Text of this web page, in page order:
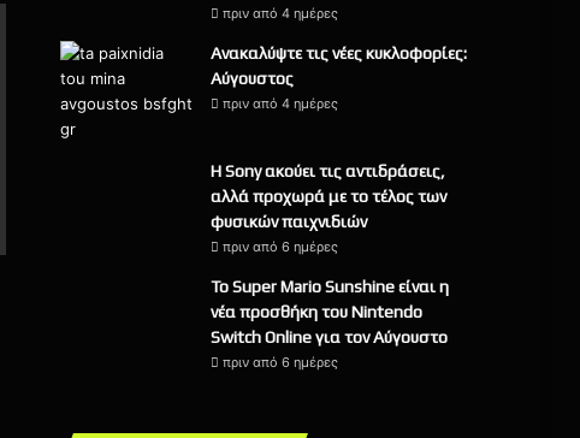
πριν από 4 ημέρες
Ανακαλύψτε τις νέες κυκλοφορίες:
Αύγουστος
πριν από 4 ημέρες
Η Sony ακούει τις αντιδράσεις,
αλλά προχωρά με το τέλος των
φυσικών παιχνιδιών
πριν από 6 ημέρες
Το Super Mario Sunshine είναι η
νέα προσθήκη του Nintendo
Switch Online για τον Αύγουστο
πριν από 6 ημέρες